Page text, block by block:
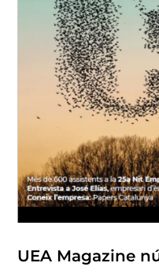
UEA Magazine